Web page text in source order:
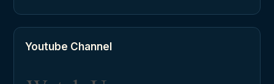
Youtube Channel